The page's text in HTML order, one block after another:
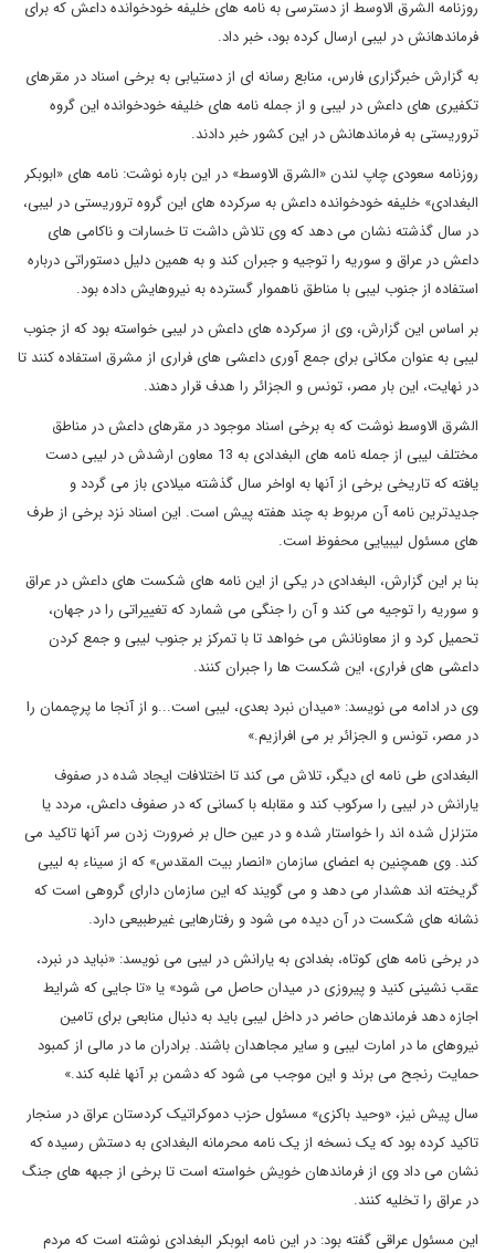
روزنامه الشرق الاوسط از دسترسی به نامه های خلیفه خودخوانده داعش که برای
فرماندهانش در لیبی ارسال کرده بود، خبر داد.
به گزارش خبرگزاری فارس، منابع رسانه ای از دستیابی به برخی اسناد در مقرهای
تکفیری های داعش در لیبی و از جمله نامه های خلیفه خودخوانده این گروه
تروریستی به فرماندهانش در این کشور خبر دادند.
روزنامه سعودی چاپ لندن «الشرق الاوسط» در این باره نوشت: نامه های «ابوبکر
البغدادی» خلیفه خودخوانده داعش به سرکرده های این گروه تروریستی در لیبی،
در سال گذشته نشان می دهد که وی تلاش داشت تا خسارات و ناکامی های
داعش در عراق و سوریه را توجیه و جبران کند و به همین دلیل دستوراتی درباره
استفاده از جنوب لیبی با مناطق ناهموار گسترده به نیروهایش داده بود.
بر اساس این گزارش، وی از سرکرده های داعش در لیبی خواسته بود که از جنوب
لیبی به عنوان مکانی برای جمع آوری داعشی های فراری از مشرق استفاده کنند تا
در نهایت، این بار مصر، تونس و الجزائر را هدف قرار دهند.
الشرق الاوسط نوشت که به برخی اسناد موجود در مقرهای داعش در مناطق
مختلف لیبی از جمله نامه های البغدادی به 13 معاون ارشدش در لیبی دست
یافته که تاریخی برخی از آنها به اواخر سال گذشته میلادی باز می گردد و
جدیدترین نامه آن مربوط به چند هفته پیش است. این اسناد نزد برخی از طرف
های مسئول لیبیایی محفوظ است.
بنا بر این گزارش، البغدادی در یکی از این نامه های شکست های داعش در عراق
و سوریه را توجیه می کند و آن را جنگی می شمارد که تغییراتی را در جهان،
تحمیل کرد و از معاونانش می خواهد تا با تمرکز بر جنوب لیبی و جمع کردن
داعشی های فراری، این شکست ها را جبران کنند.
وی در ادامه می نویسد: «میدان نبرد بعدی، لیبی است...و از آنجا ما پرچممان را
در مصر، تونس و الجزائر بر می افرازیم.»
البغدادی طی نامه ای دیگر، تلاش می کند تا اختلافات ایجاد شده در صفوف
یارانش در لیبی را سرکوب کند و مقابله با کسانی که در صفوف داعش، مردد یا
متزلزل شده اند را خواستار شده و در عین حال بر ضرورت زدن سر آنها تاکید می
کند. وی همچنین به اعضای سازمان «انصار بیت المقدس» که از سیناء به لیبی
گریخته اند هشدار می دهد و می گویند که این سازمان دارای گروهی است که
نشانه های شکست در آن دیده می شود و رفتارهایی غیرطبیعی دارد.
در برخی نامه های کوتاه، بغدادی به یارانش در لیبی می نویسد: «نباید در نبرد،
عقب نشینی کنید و پیروزی در میدان حاصل می شود» یا «تا جایی که شرایط
اجازه دهد فرماندهان حاضر در داخل لیبی باید به دنبال منابعی برای تامین
نیروهای ما در امارت لیبی و سایر مجاهدان باشند. برادران ما در مالی از کمبود
حمایت رنجح می برند و این موجب می شود که دشمن بر آنها غلبه کند.»
سال پیش نیز، «وحید باکزی» مسئول حزب دموکراتیک کردستان عراق در سنجار
تاکید کرده بود که یک نسخه از یک نامه محرمانه البغدادی به دستش رسیده که
نشان می داد وی از فرماندهان خویش خواسته است تا برخی از جبهه های جنگ
در عراق را تخلیه کنند.
این مسئول عراقی گفته بود: در این نامه ابوبکر البغدادی نوشته است که مردم